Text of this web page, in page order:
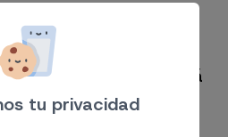
Asesores te ayudará
tu privacidad